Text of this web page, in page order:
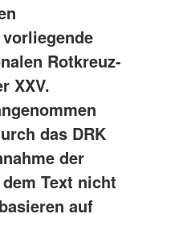
Rotkreuz-
XXV.
das DRK
der
Text nicht
auf